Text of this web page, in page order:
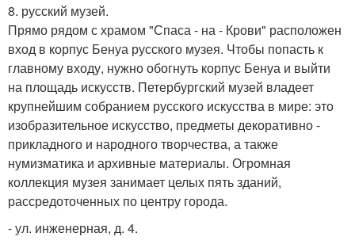
8. русский музей.
Прямо рядом с храмом "Спаса - на - Крови" расположен
вход в корпус Бенуа русского музея. Чтобы попасть к
главному входу, нужно обогнуть корпус Бенуа и выйти
на площадь искусств. Петербургский музей владеет
крупнейшим собранием русского искусства в мире: это
изобразительное искусство, предметы декоративно -
прикладного и народного творчества, а также
нумизматика и архивные материалы. Огромная
коллекция музея занимает целых пять зданий,
рассредоточенных по центру города.
- ул. инженерная, д. 4.